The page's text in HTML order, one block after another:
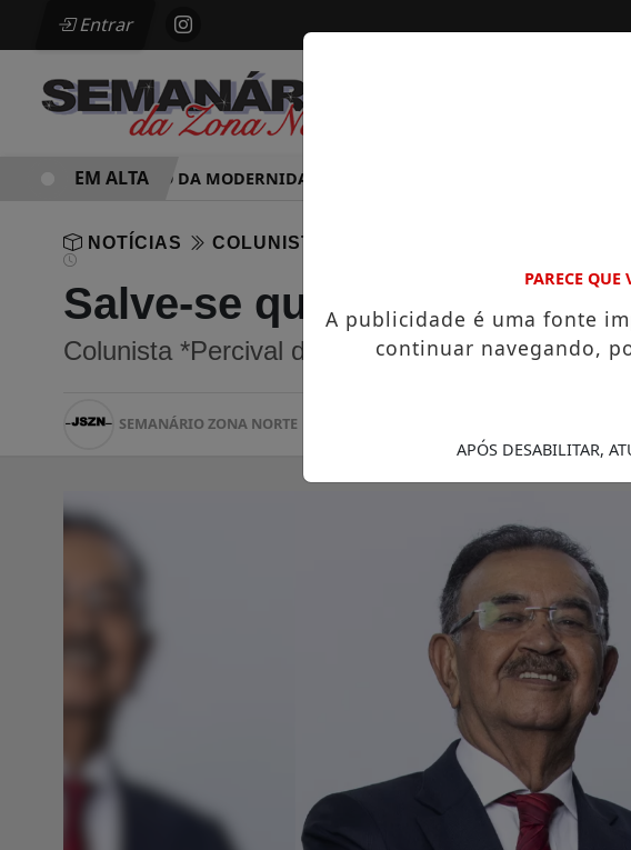
Entrar
PARADOXO DA MODERNIDADE HOSPITAL SAMARITANO
EM ALTA
NOTÍCIAS COLUNISTAS
Salve-se quem souber
Colunista *Percival de Souza
SEMANÁRIO ZONA NORTE
PARECE
A publicidade é uma fonte
continuar navegando,
APÓS DESABILITAR,